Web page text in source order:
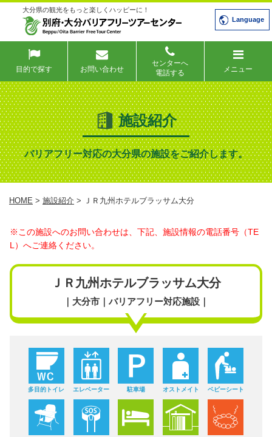
大分県の観光をもっと楽しくハッピーに！
Language
目的で探す お問い合わせ
センターへ
電話する
メニュー
施設紹介
バリアフリー対応の大分県の施設をご紹介します。
HOME > 施設紹介 > ＪＲ九州ホテルブラッサム大分
※この施設へのお問い合わせは、下記、施設情報の電話番号（TE
L）へご連絡ください。
ＪＲ九州ホテルブラッサム大分
｜大分市｜バリアフリー対応施設｜
多目的トイレ エレベーター 駐車場 オストメイト ベビーシート